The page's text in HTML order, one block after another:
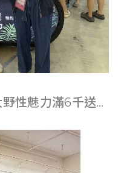
高雄寵物展CHARM加拿大野性魅力滿6千送遊艇體驗